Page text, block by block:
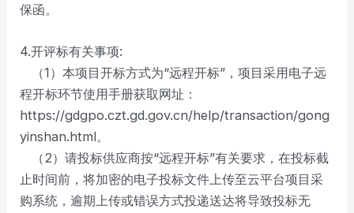
保函。
4.开评标有关事项:
（1）本项目开标方式为“远程开标”，项目采用电子远
程开标环节使用手册获取网址：
https://gdgpo.czt.gd.gov.cn/help/transaction/gong
yinshan.html。
（2）请投标供应商按“远程开标”有关要求，在投标截
止时间前，将加密的电子投标文件上传至云平台项目采
购系统，逾期上传或错误方式投递送达将导致投标无